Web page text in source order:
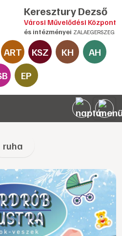
Keresztury Dezső
Városi Művelődési Központ
és intézményei ZALAEGERSZEG
ART KSZ KH
AH
EP
ruha